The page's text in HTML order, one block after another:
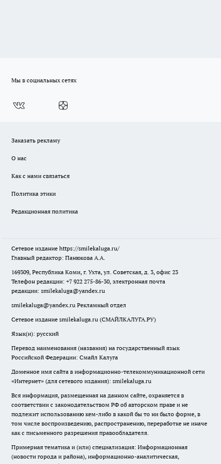
Мы в социальных сетях
Заказать рекламу
О нас
Как с нами связаться
Политика этики
Редакционная политика
Сетевое издание https://smilekaluga.ru/
Главный редактор: Панюкова А.А.
169309, Республика Коми, г. Ухта, ул. Советская, д. 3, офис 23
Телефон редакции: +7 922 275-86-30, электронная почта
редакции: smilekaluga@yandex.ru
smilekaluga@yandex.ru Рекламный отдел
Сетевое издание smilekaluga.ru (СМАЙЛКАЛУГА.РУ)
Язык(и): русский
Перевод наименования (названия) на государственный язык
Российской Федерации: Смайл Калуга
Доменное имя сайта в информационно-телекоммуникационной сети
«Интернет» (для сетевого издания): smilekaluga.ru
Вся информация, размещенная на данном сайте, охраняется в
соответствии с законодательством РФ об авторском праве и не
подлежит использованию кем-либо в какой бы то ни было форме, в
том числе воспроизведению, распространению, переработке не иначе
как с письменного разрешения правообладателя.
Примерная тематика и (или) специализация: Информационная
(новости города и района), информационно-аналитическая,